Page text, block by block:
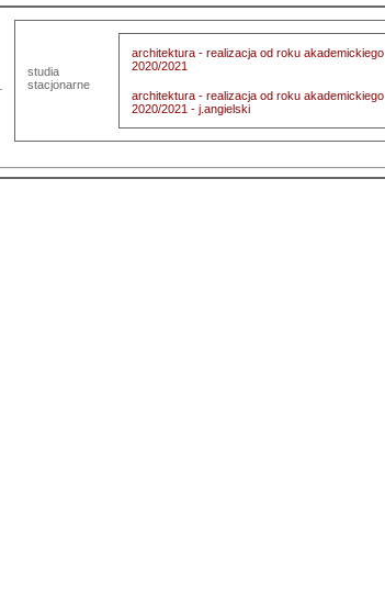
studia
stacjonarne
architektura - realizacja od roku akademickiego
2020/2021
architektura - realizacja od roku akademickiego
2020/2021 - j.angielski